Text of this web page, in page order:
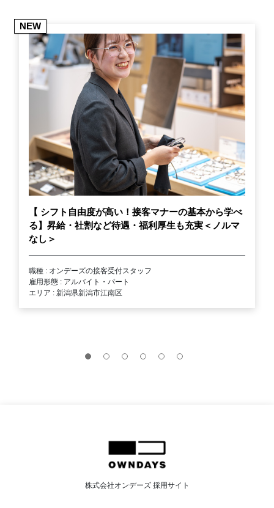
NEW
【 シフト自由度が高い！接客マナーの基本から学べ
る】昇給・社割など待遇・福利厚生も充実＜ノルマ
なし＞
職種 : オンデーズの接客受付スタッフ
雇用形態 : アルバイト・パート
エリア : 新潟県新潟市江南区
株式会社オンデーズ 採用サイト